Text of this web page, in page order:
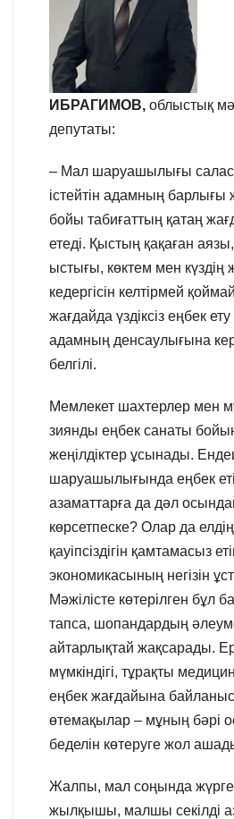
ИБРАГИМОВ, облыстық
депутаты:
– Мал шаруашылығы
істейтін адамның барлығы
бойы табиғаттың қатаң
етеді. Қыстың қақаған
ыстығы, көктем мен
кедергісін келтірмей
жағдайда үздіксіз еңбек ету
адамның денсаулығына кері
белгілі.
Мемлекет шахтерлер мен
зиянды еңбек санаты
жеңілдіктер ұсынады.
шаруашылығында еңбек
азаматтарға да дәл
көрсетпеске? Олар да
қауіпсіздігін қамтамасыз
экономикасының негізін
Мәжілісте көтерілген бұл
тапса, шопандардың
айтарлықтай жақсарады.
мүмкіндігі, тұрақты
еңбек жағдайына
өтемақылар – мұның бәрі
беделін көтеруге жол
Жалпы, мал соңында
жылқышы, малшы секілді